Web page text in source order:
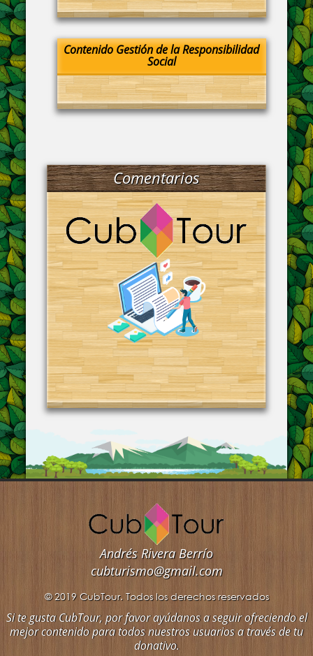
Contenido Gestión de la Responsibilidad
Social
Comentarios
Andrés Rivera Berrío
cubturismo@gmail.com
© 2019 CubTour. Todos los derechos reservados
Si te gusta CubTour, por favor ayúdanos a seguir ofreciendo el
mejor contenido para todos nuestros usuarios a través de tu
donativo.